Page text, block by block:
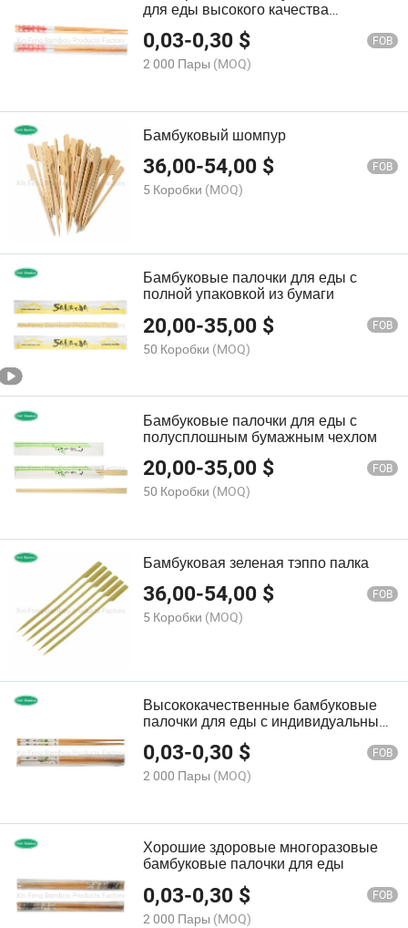
для еды высокого качества
японского производства
0,03-0,30 $ FOB
2 000 Пары (MOQ)
Бамбуковый шомпур
36,00-54,00 $ FOB
5 Коробки (MOQ)
Бамбуковые палочки для еды с
полной упаковкой из бумаги
20,00-35,00 $ FOB
50 Коробки (MOQ)
Бамбуковые палочки для еды с
полусплошным бумажным чехлом
20,00-35,00 $ FOB
50 Коробки (MOQ)
Бамбуковая зеленая тэппо палка
36,00-54,00 $ FOB
5 Коробки (MOQ)
Высококачественные бамбуковые
палочки для еды с индивидуальным
логотипом для домашнего
использования
0,03-0,30 $ FOB
2 000 Пары (MOQ)
Хорошие здоровые многоразовые
бамбуковые палочки для еды
0,03-0,30 $ FOB
2 000 Пары (MOQ)